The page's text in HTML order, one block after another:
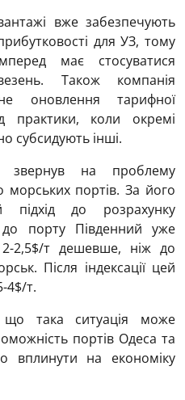
вже забезпечують
для УЗ, тому
має стосуватися
Також компанія
оновлення тарифної
практики, коли окремі
субсидують інші.
звернув на проблему
морських портів. За його
підхід до розрахунку
порту Південний уже
2-2,5$/т дешевше, ніж до
Після індексації цей
4$/т.
така ситуація може
портів Одеса та
вплинути на економіку